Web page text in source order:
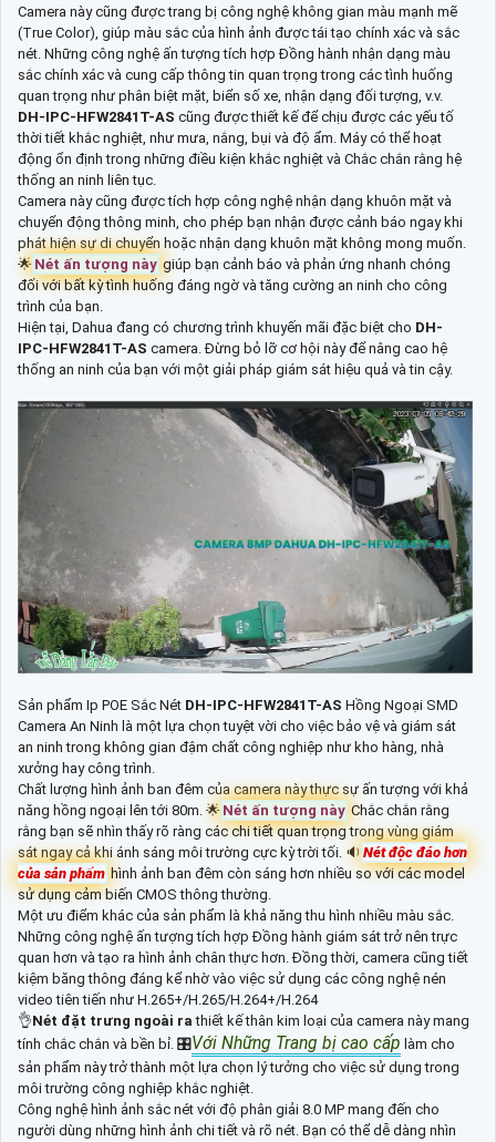
Camera này cũng được trang bị công nghệ không gian màu mạnh mẽ
(True Color), giúp màu sắc của hình ảnh được tái tạo chính xác và sắc
nét. Những công nghệ ấn tượng tích hợp Đồng hành nhận dạng màu
sắc chính xác và cung cấp thông tin quan trọng trong các tình huống
quan trọng như phân biệt mặt, biển số xe, nhận dạng đối tượng, v.v.
DH-IPC-HFW2841T-AS cũng được thiết kế để chịu được các yếu tố
thời tiết khắc nghiệt, như mưa, nắng, bụi và độ ẩm. Máy có thể hoạt
động ổn định trong những điều kiện khắc nghiệt và Chắc chắn rằng hệ
thống an ninh liên tục.
Camera này cũng được tích hợp công nghệ nhận dạng khuôn mặt và
chuyển động thông minh, cho phép bạn nhận được cảnh báo ngay khi
phát hiện sự di chuyển hoặc nhận dạng khuôn mặt không mong muốn.
🌟 Nét ấn tượng này giúp bạn cảnh báo và phản ứng nhanh chóng
đối với bất kỳ tình huống đáng ngờ và tăng cường an ninh cho công
trình của bạn.
Hiện tại, Dahua đang có chương trình khuyến mãi đặc biệt cho DH-
IPC-HFW2841T-AS camera. Đừng bỏ lỡ cơ hội này để nâng cao hệ
thống an ninh của bạn với một giải pháp giám sát hiệu quả và tin cậy.
Sản phẩm Ip POE Sắc Nét DH-IPC-HFW2841T-AS Hồng Ngoại SMD
Camera An Ninh là một lựa chọn tuyệt vời cho việc bảo vệ và giám sát
an ninh trong không gian đậm chất công nghiệp như kho hàng, nhà
xưởng hay công trình.
Chất lượng hình ảnh ban đêm của camera này thực sự ấn tượng với khả
năng hồng ngoại lên tới 80m. 🌟 Nét ấn tượng này Chắc chắn rằng
rằng bạn sẽ nhìn thấy rõ ràng các chi tiết quan trọng trong vùng giám
sát ngay cả khi ánh sáng môi trường cực kỳ trời tối. 🔉 Nét độc đáo hơn
của sản phẩm hình ảnh ban đêm còn sáng hơn nhiều so với các model
sử dụng cảm biến CMOS thông thường.
Một ưu điểm khác của sản phẩm là khả năng thu hình nhiều màu sắc.
Những công nghệ ấn tượng tích hợp Đồng hành giám sát trở nên trực
quan hơn và tạo ra hình ảnh chân thực hơn. Đồng thời, camera cũng tiết
kiệm băng thông đáng kể nhờ vào việc sử dụng các công nghệ nén
video tiên tiến như H.265+/H.265/H.264+/H.264
👌Nét đặt trưng ngoài rathiết kế thân kim loại của camera này mang
tính chắc chắn và bền bỉ. 🎛Với Những Trang bị cao cấp làm cho
sản phẩm này trở thành một lựa chọn lý tưởng cho việc sử dụng trong
môi trường công nghiệp khắc nghiệt.
Công nghệ hình ảnh sắc nét với độ phân giải 8.0 MP mang đến cho
người dùng những hình ảnh chi tiết và rõ nét. Bạn có thể dễ dàng nhìn